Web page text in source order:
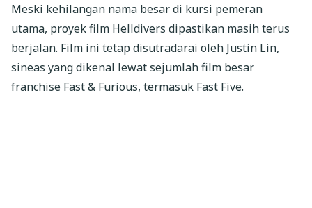
Meski kehilangan nama besar di kursi pemeran
utama, proyek film Helldivers dipastikan masih terus
berjalan. Film ini tetap disutradarai oleh Justin Lin,
sineas yang dikenal lewat sejumlah film besar
franchise Fast & Furious, termasuk Fast Five.